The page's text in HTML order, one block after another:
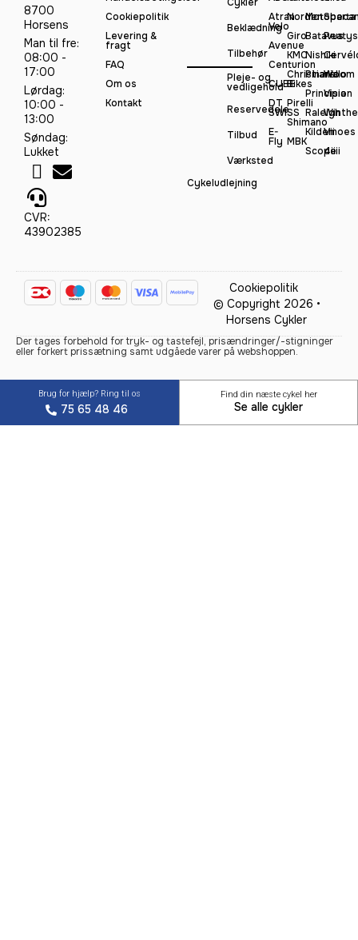
8700
Horsens
Man til fre:
08:00 -
17:00
Lørdag:
10:00 -
13:00
Søndag:
Lukket
CVR:
43902385
Cookiepolitik
Levering &
fragt
FAQ
Om os
Kontakt
Cykler
Beklædning
Tilbehør
Pleje- og
vedligehold
Reservedele
Tilbud
Værksted
Cykeludlejning
Atran
Velo
Avenue
Centurion
CUBE
DT
SWISS
E-
Fly
Norden
Giro
KMC
Christiania
Bikes
Pirelli
Shimano
MBK
Batavus
Nishiki
Pinarello
Principia
Raleigh
Kildemoes
Scope
Sparta
Peatys
Woom
Vision
Vii
4iiii
Cookiepolitik
© Copyright 2026 •
Horsens Cykler
Der tages forbehold for tryk- og tastefejl, prisændringer/-stigninger
eller forkert prissætning samt udgåede varer på webshoppen.
Brug for hjælp? Ring til os
75 65 48 46
Find din næste cykel her
Se alle cykler